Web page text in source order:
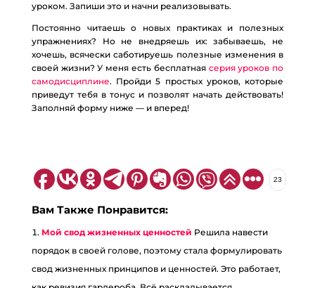
уроком. Запиши это и начни реализовывать.
Постоянно читаешь о новых практиках и полезных
упражнениях? Но не внедряешь их: забываешь, не
хочешь, всячески саботируешь полезные изменения в
своей жизни? У меня есть бесплатная серия уроков по
самодисциплине. Пройди 5 простых уроков, которые
приведут тебя в тонус и позволят начать действовать!
Заполняй форму ниже — и вперед!
23
Вам Также Понравится:
Мой свод жизненных ценностей Решила навести
порядок в своей голове, поэтому стала формулировать
свод жизненных принципов и ценностей. Это работает,